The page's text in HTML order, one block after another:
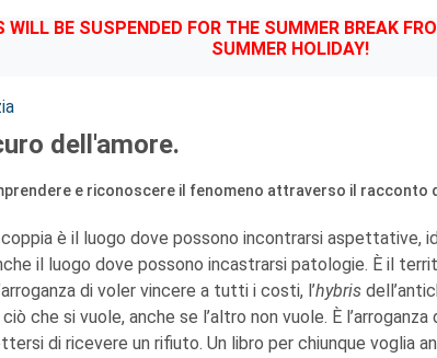
BE SUSPENDED FOR THE SUMMER BREAK
SUMMER HOLIDAY!
dell'amore.
e riconoscere il fenomeno attraverso il racconto
è il luogo dove possono incontrarsi aspettative,
il luogo dove possono incastrarsi patologie. È il
di voler vincere a tutti i costi, l’hybris
che si vuole, anche se l’altro non vuole. È l’arroganza
di ricevere un rifiuto. Un libro per chiunque voglia